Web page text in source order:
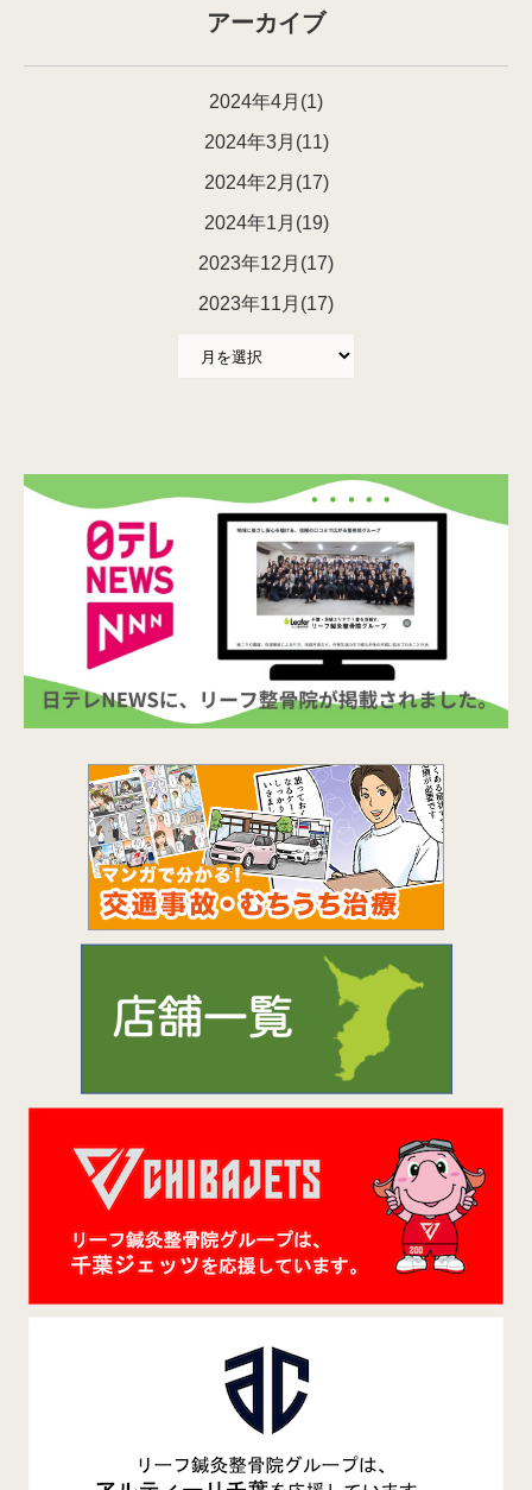
アーカイブ
2024年4月(1)
2024年3月(11)
2024年2月(17)
2024年1月(19)
2023年12月(17)
2023年11月(17)